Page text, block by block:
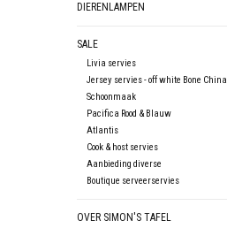
DIERENLAMPEN
SALE
Livia servies
Jersey servies - off white Bone China
Schoonmaak
Pacifica Rood & Blauw
Atlantis
Cook & host servies
Aanbieding diverse
Boutique serveerservies
OVER SIMON'S TAFEL